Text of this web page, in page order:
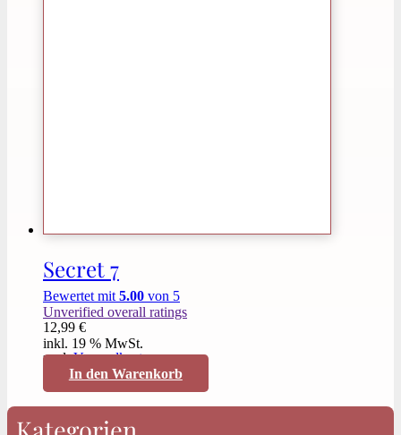
Secret 7
Bewertet mit 5.00 von 5
Unverified overall ratings
12,99 €
inkl. 19 % MwSt.
zzgl.Versandkosten
In den Warenkorb